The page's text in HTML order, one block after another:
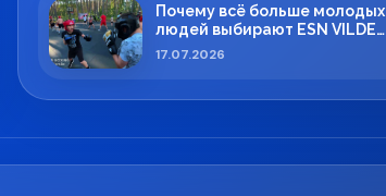
Почему всё больше молодых
людей выбирают ESN VILDE
BOXING в Силламяэ?
17.07.2026